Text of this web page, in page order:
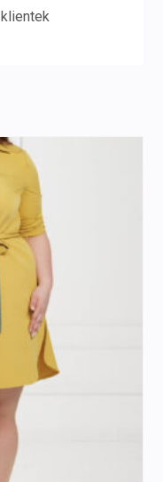
klientek